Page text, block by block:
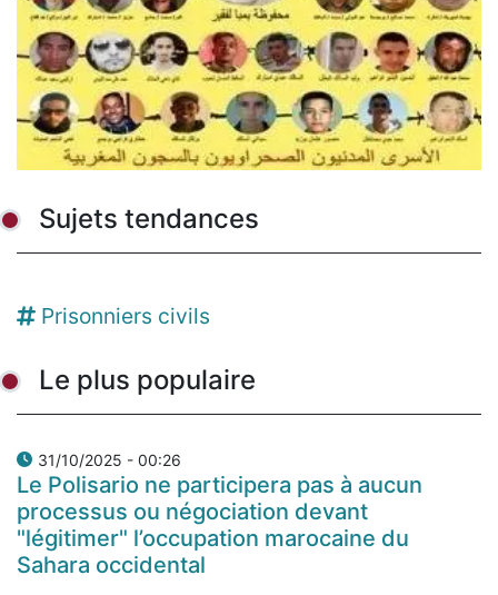
Sujets tendances
Prisonniers civils
Le plus populaire
31/10/2025 - 00:26
Le Polisario ne participera pas à aucun
processus ou négociation devant
"légitimer" l’occupation marocaine du
Sahara occidental